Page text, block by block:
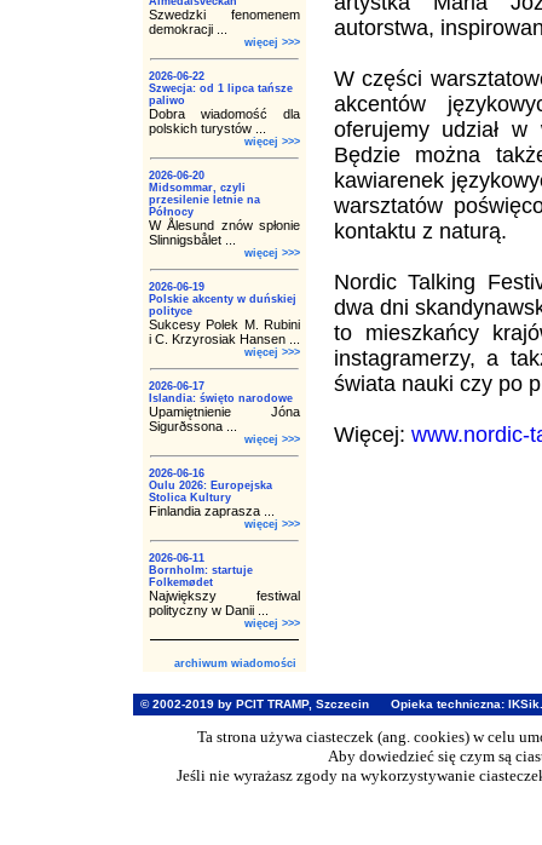
Szwedzki fenomenem
demokracji ...
więcej >>>
2026-06-22
Szwecja: od 1 lipca tańsze
paliwo
Dobra wiadomość dla
polskich turystów ...
więcej >>>
2026-06-20
Midsommar, czyli
przesilenie letnie na
Północy
W Ålesund znów spłonie
Slinnigsbålet ...
więcej >>>
2026-06-19
Polskie akcenty w duńskiej
polityce
Sukcesy Polek M. Rubini
i C. Krzyrosiak Hansen ...
więcej >>>
2026-06-17
Islandia: święto narodowe
Upamiętnienie Jóna
Sigurðssona ...
więcej >>>
2026-06-16
Oulu 2026: Europejska
Stolica Kultury
Finlandia zaprasza ...
więcej >>>
2026-06-11
Bornholm: startuje
Folkemødet
Największy festiwal
polityczny w Danii ...
więcej >>>
archiwum wiadomości
autorstwa,
W części
akcentów
oferujemy udział w
Będzie można
kawiarenek
warsztatów
kontaktu z naturą.
Nordic Talking
dwa dni
to mieszkańcy
instagramerzy, a
świata nauki czy po
Więcej: www.nordic-
© 2002-2019 by PCIT TRAMP, Szczecin Opieka techniczna:
Ta strona używa ciasteczek (ang. cookies) w celu
Aby dowiedzieć się czym są
Jeśli nie wyrażasz zgody na wykorzystywanie